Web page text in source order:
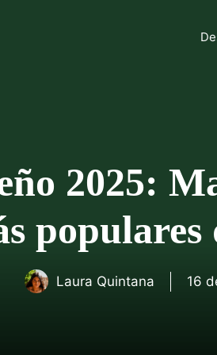
2025:
populares
Laura Quintana 16